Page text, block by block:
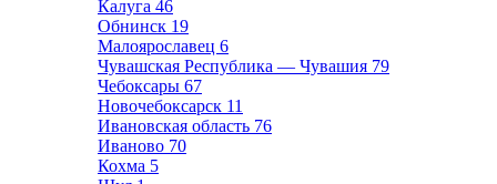
Калуга 46
Обнинск 19
Малоярославец 6
Чувашская Республика — Чувашия 79
Чебоксары 67
Новочебоксарск 11
Ивановская область 76
Иваново 70
Кохма 5